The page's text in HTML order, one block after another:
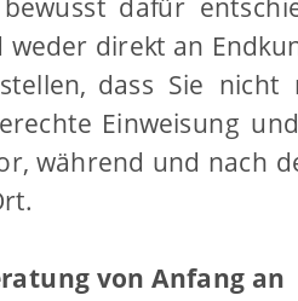
bewusst dafür
weder direkt an
dass Sie nicht
Einweisung und
während und nach
von Anfang an